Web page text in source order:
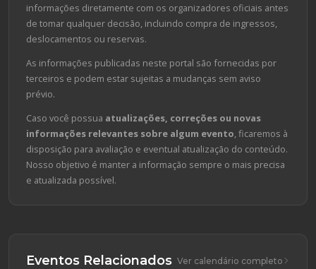
informações diretamente com os organizadores oficiais antes
de tomar qualquer decisão, incluindo compra de ingressos,
deslocamentos ou reservas.
As informações publicadas neste portal são fornecidas por
terceiros e podem estar sujeitas a mudanças sem aviso
prévio.
Caso você possua atualizações, correções ou novas
informações relevantes sobre algum evento, ficaremos à
disposição para avaliação e eventual atualização do conteúdo.
Nosso objetivo é manter a informação sempre o mais precisa
e atualizada possível.
Eventos Relacionados Ver calendário completo